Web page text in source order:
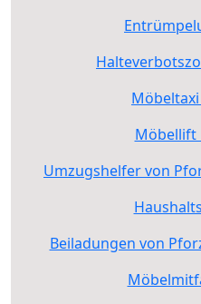
Möbellift
Umzugshelfer von
Beiladungen von